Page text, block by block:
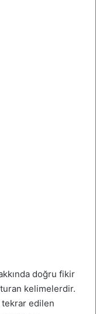
doğru fikir
kelimelerdir.
tekrar edilen